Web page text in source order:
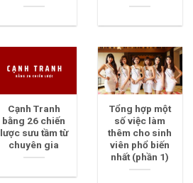
Cạnh Tranh
bằng 26 chiến
lược sưu tầm từ
chuyên gia
Tổng hợp một
số việc làm
thêm cho sinh
viên phổ biến
nhất (phần 1)